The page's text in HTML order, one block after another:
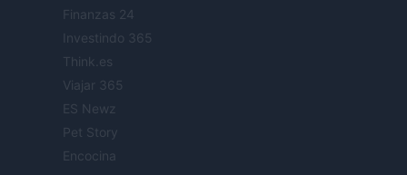
Finanzas 24
Investindo 365
Think.es
Viajar 365
ES Newz
Pet Story
Encocina